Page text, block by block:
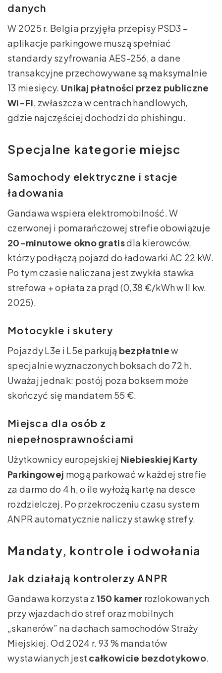
danych
W 2025 r. Belgia przyjęła przepisy PSD3 –
aplikacje parkingowe muszą spełniać
standardy szyfrowania AES-256, a dane
transakcyjne przechowywane są maksymalnie
13 miesięcy. Unikaj płatności przez publiczne
Wi-Fi, zwłaszcza w centrach handlowych,
gdzie najczęściej dochodzi do phishingu.
Specjalne kategorie miejsc
Samochody elektryczne i stacje
ładowania
Gandawa wspiera elektromobilność. W
czerwonej i pomarańczowej strefie obowiązuje
20-minutowe okno gratisdla kierowców,
którzy podłączą pojazd do ładowarki AC 22 kW.
Po tym czasie naliczana jest zwykła stawka
strefowa + opłata za prąd (0,38 €/kWh w II kw.
2025).
Motocykle i skutery
Pojazdy L3e i L5e parkują bezpłatniew
specjalnie wyznaczonych boksach do 72 h.
Uważaj jednak: postój poza boksem może
skończyć się mandatem 55 €.
Miejsca dla osób z
niepełnosprawnościami
Użytkownicy europejskiej Niebieskiej Karty
Parkingowej mogą parkować w każdej strefie
za darmo do 4 h, o ile wyłożą kartę na desce
rozdzielczej. Po przekroczeniu czasu system
ANPR automatycznie naliczy stawkę strefy.
Mandaty, kontrole i odwołania
Jak działają kontrolerzy ANPR
Gandawa korzysta z 150 kamer rozlokowanych
przy wjazdach do stref oraz mobilnych
„skanerów” na dachach samochodów Straży
Miejskiej. Od 2024 r. 93 % mandatów
wystawianych jest całkowicie bezdotykowo.